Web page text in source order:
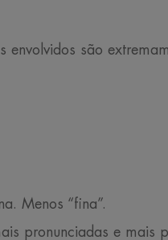
envolvidos são
Menos “fina”.
pronunciadas e mais